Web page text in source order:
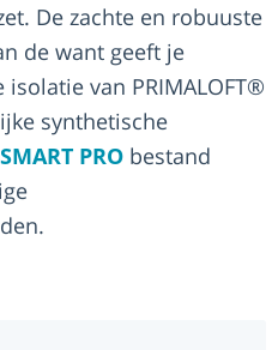
De zachte en robuuste
de want geeft je
van PRIMALOFT®
synthetische
PRO bestand